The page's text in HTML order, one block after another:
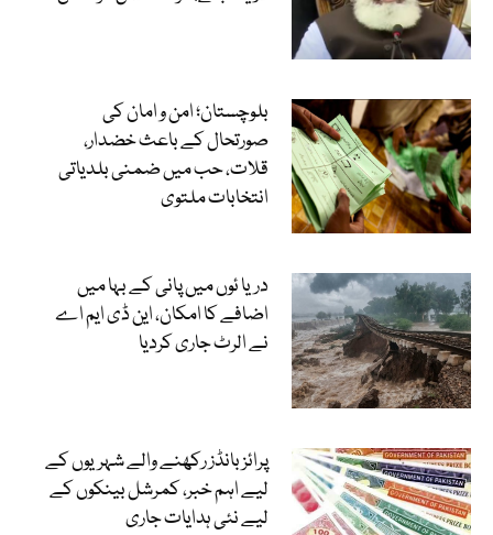
بلوچستان؛ امن و امان کی
صورتحال کے باعث خضدار،
قلات، حب میں ضمنی بلدیاتی
انتخابات ملتوی
دریا ئوں میں پانی کے بہا میں
اضافے کا امکان، این ڈی ایم اے
نے الرٹ جاری کردیا
پرائز بانڈز رکھنے والے شہریوں کے
لیے اہم خبر، کمرشل بینکوں کے
لیے نئی ہدایات جاری